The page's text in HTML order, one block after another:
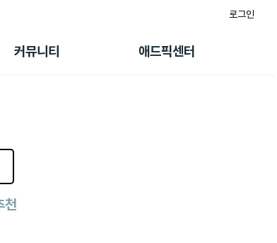
로그인
커뮤니티 애드픽센터
랭킹
멤버십 센터
천